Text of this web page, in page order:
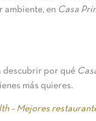
ambiente, en Casa
descubrir por qué
más quieres.
– Mejores